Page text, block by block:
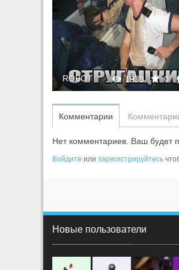
1939 0
ROBOT
Комментарии
Нет комментариев. Ваш будет
Войдите или зарегистрируйтесь
Новые пользователи